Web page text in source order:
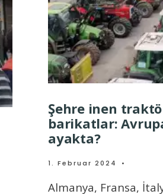
Şehre inen
barikatlar:
ayakta?
1. Februar 2024 •
Almanya, Fransa,